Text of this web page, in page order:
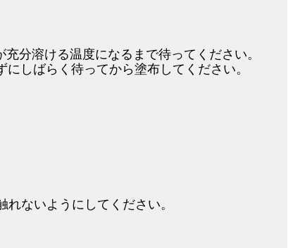
分溶ける温度になるまで待ってください。
しばらく待ってから塗布してください。
ないようにしてください。